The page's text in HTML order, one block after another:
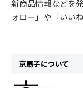
新商品情報などを
ォロー」や「いい
京扇子について